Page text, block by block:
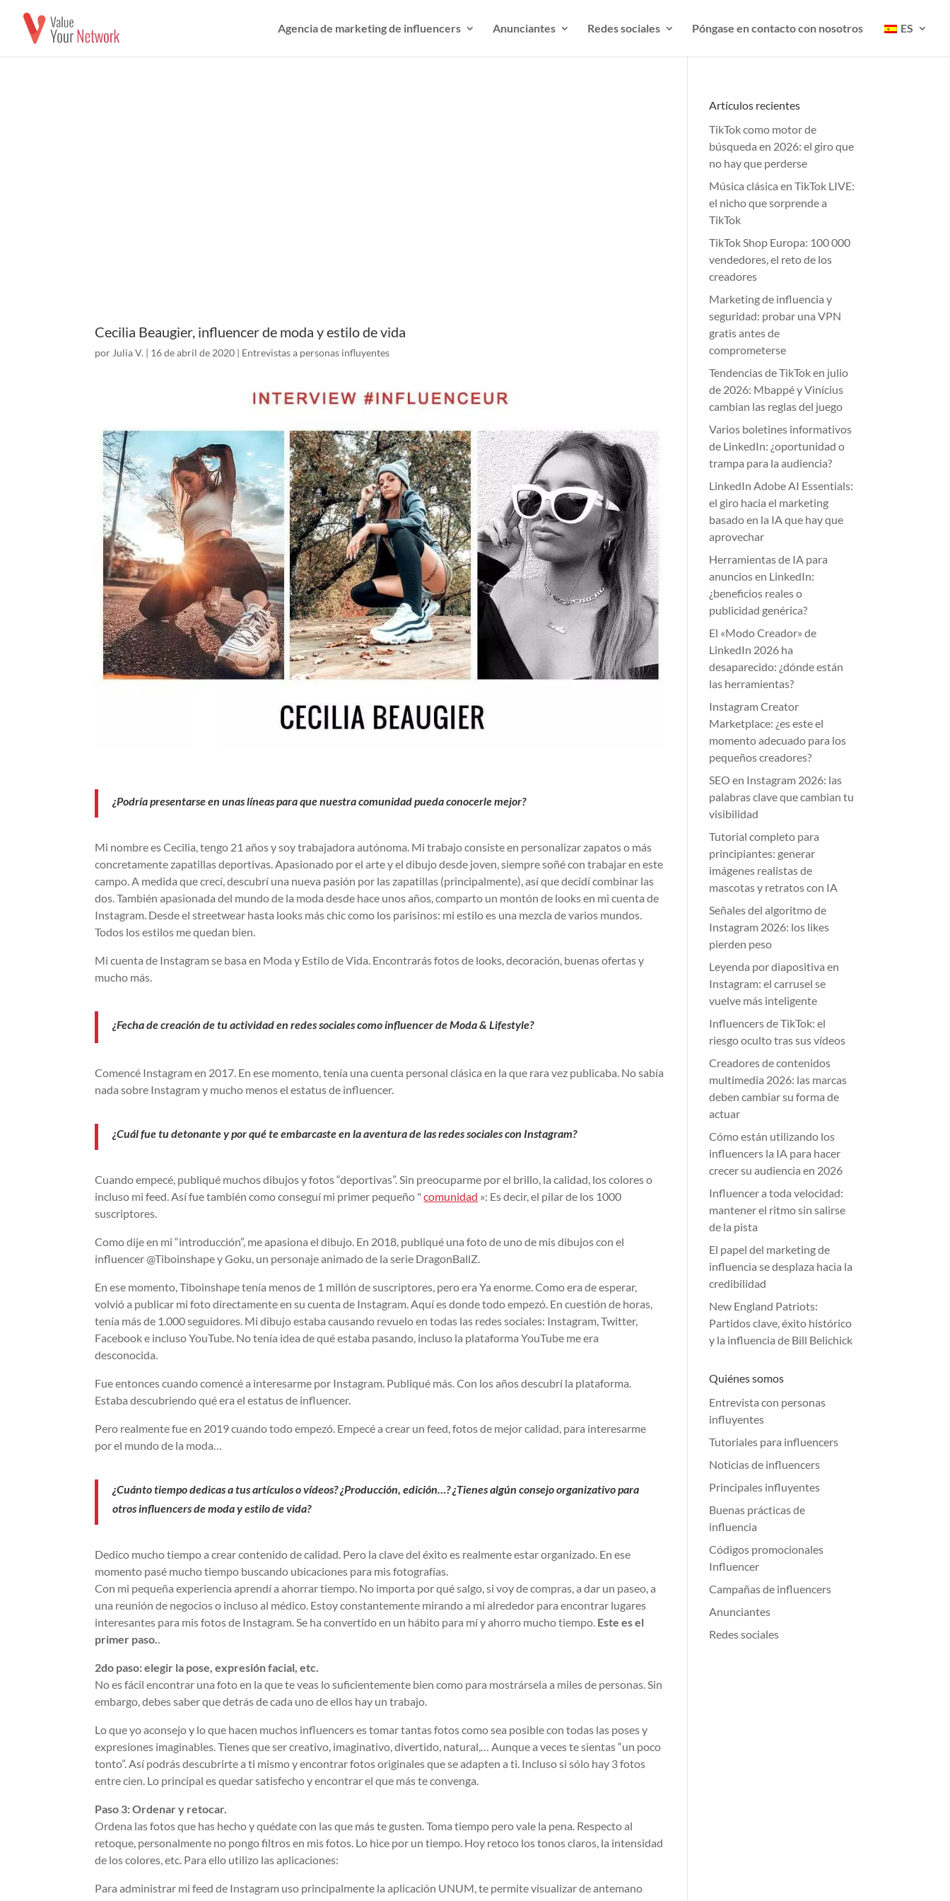
Agencia de marketing de influencers Anunciantes Redes sociales Póngase en contacto con nosotros ES
Cecilia Beaugier, influencer de moda y estilo de vida
por Julia V. | 16 de abril de 2020 | Entrevistas a personas influyentes
¿Podría presentarse en unas líneas para que nuestra comunidad pueda conocerle mejor?
Mi nombre es Cecilia, tengo 21 años y soy trabajadora autónoma. Mi trabajo consiste en personalizar zapatos o más
concretamente zapatillas deportivas. Apasionado por el arte y el dibujo desde joven, siempre soñé con trabajar en este
campo. A medida que crecí, descubrí una nueva pasión por las zapatillas (principalmente), así que decidí combinar las
dos. También apasionada del mundo de la moda desde hace unos años, comparto un montón de looks en mi cuenta de
Instagram. Desde el streetwear hasta looks más chic como los parisinos: mi estilo es una mezcla de varios mundos.
Todos los estilos me quedan bien.
Mi cuenta de Instagram se basa en Moda y Estilo de Vida. Encontrarás fotos de looks, decoración, buenas ofertas y
mucho más.
¿Fecha de creación de tu actividad en redes sociales como influencer de Moda & Lifestyle?
Comencé Instagram en 2017. En ese momento, tenía una cuenta personal clásica en la que rara vez publicaba. No sabía
nada sobre Instagram y mucho menos el estatus de influencer.
¿Cuál fue tu detonante y por qué te embarcaste en la aventura de las redes sociales con Instagram?
Cuando empecé, publiqué muchos dibujos y fotos “deportivas”. Sin preocuparme por el brillo, la calidad, los colores o
incluso mi feed. Así fue también como conseguí mi primer pequeño "comunidad »: Es decir, el pilar de los 1000
suscriptores.
Como dije en mi “introducción”, me apasiona el dibujo. En 2018, publiqué una foto de uno de mis dibujos con el
influencer @Tiboinshape y Goku, un personaje animado de la serie DragonBallZ.
En ese momento, Tiboinshape tenía menos de 1 millón de suscriptores, pero eraYa enorme. Como era de esperar,
volvió a publicar mi foto directamente en su cuenta de Instagram. Aquí es donde todo empezó. En cuestión de horas,
tenía más de 1.000 seguidores. Mi dibujo estaba causando revuelo en todas las redes sociales: Instagram, Twitter,
Facebook e incluso YouTube. No tenía idea de qué estaba pasando, incluso la plataforma YouTube me era
desconocida.
Fue entonces cuando comencé a interesarme por Instagram. Publiqué más. Con los años descubrí la plataforma.
Estaba descubriendo qué era el estatus de influencer.
Pero realmente fue en 2019 cuando todo empezó. Empecé a crear un feed, fotos de mejor calidad, para interesarme
por el mundo de la moda…
¿Cuánto tiempo dedicas a tus artículos o vídeos? ¿Producción, edición…? ¿Tienes algún consejo organizativo para
otros influencers de moda y estilo de vida?
Dedico mucho tiempo a crear contenido de calidad. Pero la clave del éxito es realmente estar organizado. En ese
momento pasé mucho tiempo buscando ubicaciones para mis fotografías.
Con mi pequeña experiencia aprendí a ahorrar tiempo. No importa por qué salgo, si voy de compras, a dar un paseo, a
una reunión de negocios o incluso al médico. Estoy constantemente mirando a mi alrededor para encontrar lugares
interesantes para mis fotos de Instagram. Se ha convertido en un hábito para mí y ahorro mucho tiempo. Este es el
primer paso.
2do paso: elegir la pose, expresión facial, etc.
No es fácil encontrar una foto en la que te veas lo suficientemente bien como para mostrársela a miles de personas. Sin
embargo, debes saber que detrás de cada uno de ellos hay un trabajo.
Lo que yo aconsejo y lo que hacen muchos influencers es tomar tantas fotos como sea posible con todas las poses y
expresiones imaginables. Tienes que ser creativo, imaginativo, divertido, natural,… Aunque a veces te sientas “un poco
tonto”. Así podrás descubrirte a ti mismo y encontrar fotos originales que se adapten a ti. Incluso si sólo hay 3 fotos
entre cien. Lo principal es quedar satisfecho y encontrar el que más te convenga.
Paso 3: Ordenar y retocar.
Ordena las fotos que has hecho y quédate con las que más te gusten.Toma tiempo pero vale la pena. Respecto al
retoque, personalmente no pongo filtros en mis fotos. Lo hice por un tiempo. Hoy retoco los tonos claros, la intensidad
de los colores, etc. Para ello utilizo las aplicaciones:
Para administrar mi feed de Instagram uso principalmente la aplicación UNUM, te permite visualizar de antemano
Artículos recientes
TikTok como motor de
búsqueda en 2026: el giro que
no hay que perderse
Música clásica en TikTok LIVE:
el nicho que sorprende a
TikTok
TikTok Shop Europa: 100 000
vendedores, el reto de los
creadores
Marketing de influencia y
seguridad: probar una VPN
gratis antes de
comprometerse
Tendencias de TikTok en julio
de 2026: Mbappé y Vinícius
cambian las reglas del juego
Varios boletines informativos
de LinkedIn: ¿oportunidad o
trampa para la audiencia?
LinkedIn Adobe AI Essentials:
el giro hacia el marketing
basado en la IA que hay que
aprovechar
Herramientas de IA para
anuncios en LinkedIn:
¿beneficios reales o
publicidad genérica?
El «Modo Creador» de
LinkedIn 2026 ha
desaparecido: ¿dónde están
las herramientas?
Instagram Creator
Marketplace: ¿es este el
momento adecuado para los
pequeños creadores?
SEO en Instagram 2026: las
palabras clave que cambian tu
visibilidad
Tutorial completo para
principiantes: generar
imágenes realistas de
mascotas y retratos con IA
Señales del algoritmo de
Instagram 2026: los likes
pierden peso
Leyenda por diapositiva en
Instagram: el carrusel se
vuelve más inteligente
Influencers de TikTok: el
riesgo oculto tras sus vídeos
Creadores de contenidos
multimedia 2026: las marcas
deben cambiar su forma de
actuar
Cómo están utilizando los
influencers la IA para hacer
crecer su audiencia en 2026
Influencer a toda velocidad:
mantener el ritmo sin salirse
de la pista
El papel del marketing de
influencia se desplaza hacia la
credibilidad
New England Patriots:
Partidos clave, éxito histórico
y la influencia de Bill Belichick
Quiénes somos
Entrevista con personas
influyentes
Tutoriales para influencers
Noticias de influencers
Principales influyentes
Buenas prácticas de
influencia
Códigos promocionales
Influencer
Campañas de influencers
Anunciantes
Redes sociales